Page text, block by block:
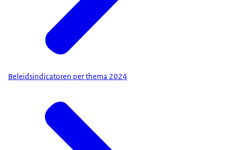
Beleidsindicatoren per thema 2024